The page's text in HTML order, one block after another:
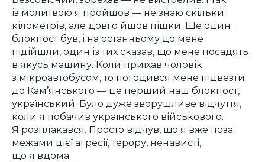
із молитвою я пройшов — не знаю скільки
кілометрів, але довго йшов пішки. Ще один
блокпост був, і на останньому до мене
підійшли, один із тих сказав, що мене посадять
в якусь машину. Коли приїхав чоловік
з мікроавтобусом, то погодився мене підвезти
до Кам’янського — це перший наш блокпост,
український. Було дуже зворушливе відчуття,
коли я побачив українського військового.
Я розплакався. Просто відчув, що я вже поза
межами цієї агресії, терору, ненависті,
що я вдома.